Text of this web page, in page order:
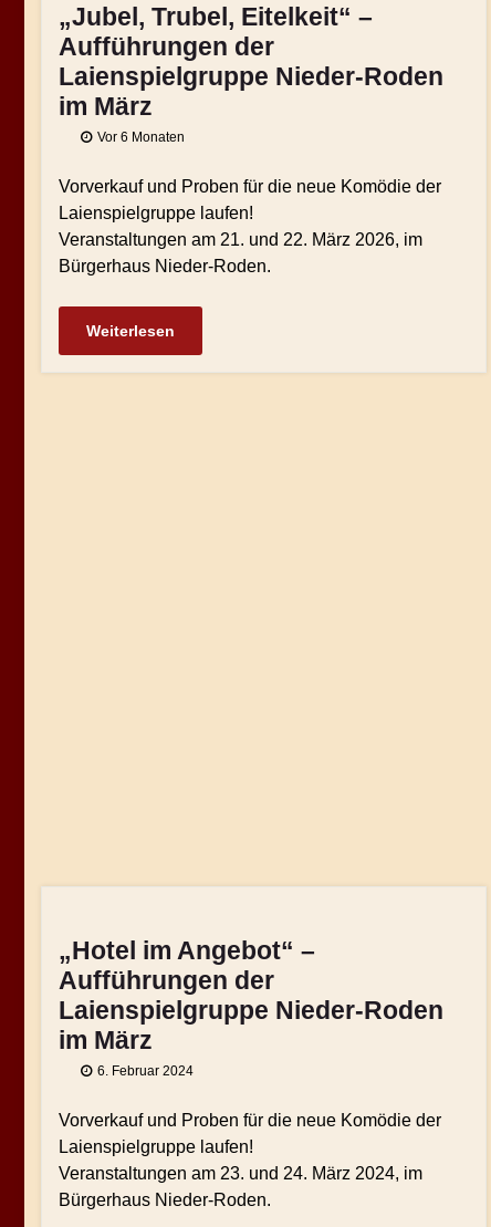
„Jubel, Trubel, Eitelkeit“ –
Aufführungen der
Laienspielgruppe Nieder-Roden
im März
Vor 6 Monaten
Vorverkauf und Proben für die neue Komödie der
Laienspielgruppe laufen!
Veranstaltungen am 21. und 22. März 2026, im
Bürgerhaus Nieder-Roden.
Weiterlesen
„Hotel im Angebot“ –
Aufführungen der
Laienspielgruppe Nieder-Roden
im März
6. Februar 2024
Vorverkauf und Proben für die neue Komödie der
Laienspielgruppe laufen!
Veranstaltungen am 23. und 24. März 2024, im
Bürgerhaus Nieder-Roden.